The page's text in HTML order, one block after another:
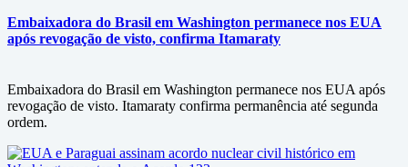
Embaixadora do Brasil em Washington permanece nos EUA
após revogação de visto, confirma Itamaraty
Embaixadora do Brasil em Washington permanece nos EUA após
revogação de visto. Itamaraty confirma permanência até segunda
ordem.